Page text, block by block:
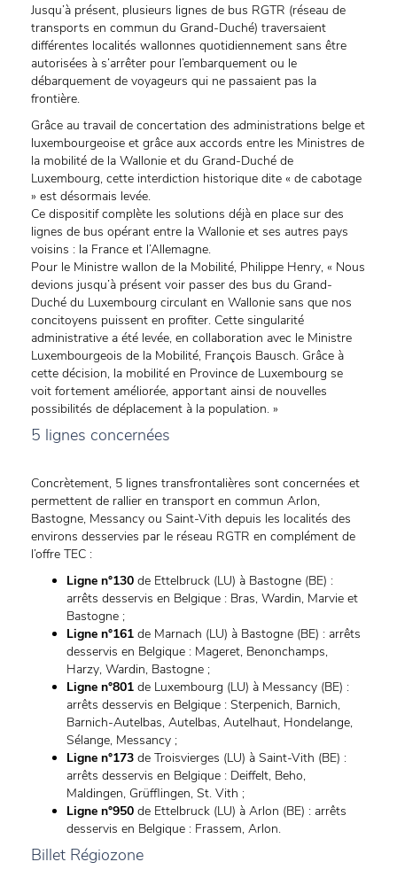
Jusqu’à présent, plusieurs lignes de bus RGTR (réseau de
transports en commun du Grand-Duché) traversaient
différentes localités wallonnes quotidiennement sans être
autorisées à s’arrêter pour l’embarquement ou le
débarquement de voyageurs qui ne passaient pas la
frontière.
Grâce au travail de concertation des administrations belge et
luxembourgeoise et grâce aux accords entre les Ministres de
la mobilité de la Wallonie et du Grand-Duché de
Luxembourg, cette interdiction historique dite « de cabotage
» est désormais levée.
Ce dispositif complète les solutions déjà en place sur des
lignes de bus opérant entre la Wallonie et ses autres pays
voisins : la France et l’Allemagne.
Pour le Ministre wallon de la Mobilité, Philippe Henry, « Nous
devions jusqu’à présent voir passer des bus du Grand-
Duché du Luxembourg circulant en Wallonie sans que nos
concitoyens puissent en profiter. Cette singularité
administrative a été levée, en collaboration avec le Ministre
Luxembourgeois de la Mobilité, François Bausch. Grâce à
cette décision, la mobilité en Province de Luxembourg se
voit fortement améliorée, apportant ainsi de nouvelles
possibilités de déplacement à la population. »
5 lignes concernées
Concrètement, 5 lignes transfrontalières sont concernées et
permettent de rallier en transport en commun Arlon,
Bastogne, Messancy ou Saint-Vith depuis les localités des
environs desservies par le réseau RGTR en complément de
l’offre TEC :
Ligne n°130 de Ettelbruck (LU) à Bastogne (BE) :
arrêts desservis en Belgique : Bras, Wardin, Marvie et
Bastogne ;
Ligne n°161 de Marnach (LU) à Bastogne (BE) : arrêts
desservis en Belgique : Mageret, Benonchamps,
Harzy, Wardin, Bastogne ;
Ligne n°801 de Luxembourg (LU) à Messancy (BE) :
arrêts desservis en Belgique : Sterpenich, Barnich,
Barnich-Autelbas, Autelbas, Autelhaut, Hondelange,
Sélange, Messancy ;
Ligne n°173 de Troisvierges (LU) à Saint-Vith (BE) :
arrêts desservis en Belgique : Deiffelt, Beho,
Maldingen, Grüfflingen, St. Vith ;
Ligne n°950 de Ettelbruck (LU) à Arlon (BE) : arrêts
desservis en Belgique : Frassem, Arlon.
Billet Régiozone